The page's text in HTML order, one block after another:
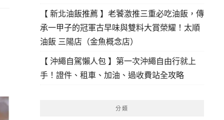
【 新北油飯推薦 】老饕激推三重必吃油飯，傳
承一甲子的冠軍古早味與雙料大賞榮耀！太順
油飯 三陽店（金魚概念店）
【 沖繩自駕懶人包 】第一次沖繩自由行就上
手！證件、租車、加油、過收費站全攻略
分類